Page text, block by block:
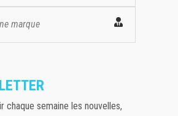
marque
chaque semaine les nouvelles,